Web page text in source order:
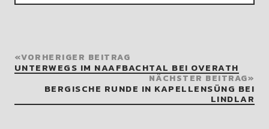
VORHERIGER BEITRAG
UNTERWEGS IM NAAFBACHTAL BEI OVERATH
NÄCHSTER BEITRAG
BERGISCHE RUNDE IN KAPELLENSÜNG BEI
LINDLAR